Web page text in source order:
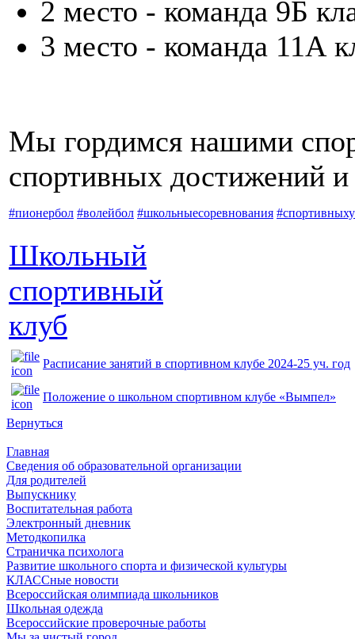
2 место - команда 9Б
3 место - команда 11А
Мы гордимся нашими
спортивных достижений
#пионербол #волейбол #школьныесоревнования
Школьный
спортивный
клуб
Расписание занятий в спортивном клубе 2024-25 уч. год
Положение о школьном спортивном клубе «Вымпел»
Вернуться
Главная
Сведения об образовательной организации
Для родителей
Выпускнику
Воспитательная работа
Электронный дневник
Методкопилка
Страничка психолога
Развитие школьного спорта и физической культуры
КЛАССные новости
Всероссийская олимпиада школьников
Школьная одежда
Всероссийские проверочные работы